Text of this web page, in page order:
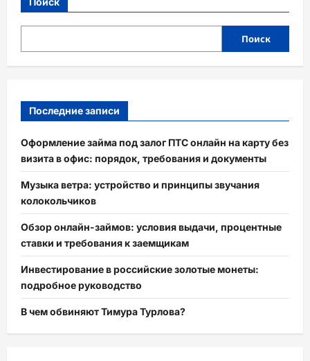
Поиск
Последние записи
Оформление займа под залог ПТС онлайн на карту без
визита в офис: порядок, требования и документы
Музыка ветра: устройство и принципы звучания
колокольчиков
Обзор онлайн-займов: условия выдачи, процентные
ставки и требования к заемщикам
Инвестирование в российские золотые монеты:
подробное руководство
В чем обвиняют Тимура Турлова?